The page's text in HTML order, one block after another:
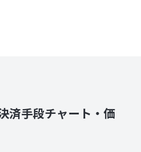
済手段チャート・価